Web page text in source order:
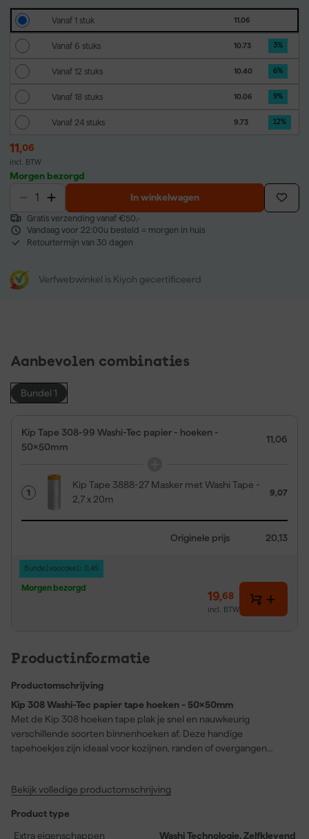
Vanaf 1 stuk 11.06
Vanaf 6 stuks 10.73 3%
Vanaf 12 stuks 10.40 6%
Vanaf 18 stuks 10.06 9%
Vanaf 24 stuks 9.73 12%
11,06
incl. BTW
Morgen bezorgd
In winkelwagen
Gratis verzending vanaf €50,-
Vandaag voor 22:00u besteld = morgen in huis
Retourtermijn van 30 dagen
Verfwebwinkel is Kiyoh gecertificeerd
Aanbevolen combinaties
Bundel 1
Kip Tape 308-99 Washi-Tec papier - hoeken -
50x50mm
11,06
1
Kip Tape 3888-27 Masker met Washi Tape -
2,7 x 20m
9,07
Originele prijs 20,13
Bundelvoordeel: 0,45
Morgen bezorgd
19,68
incl. BTW
Productinformatie
Productomschrijving
Kip 308 Washi-Tec papier tape hoeken - 50x50mm
Met de Kip 308 hoeken tape plak je snel en nauwkeurig
verschillende soorten binnenhoeken af. Deze handige
tapehoekjes zijn ideaal voor kozijnen, randen of overgangen
De tape hecht goed op diverse ondergronden en laat scherpe
blijft tot wel zes maanden binnenshuis goed zitten. Buiten
gebruik je ze bij kortere projecten. Op één rol zitten zestig
Bekijk volledige productomschrijving
Product type
Extra eigenschappen
Washi Technologie, Zelfklevend